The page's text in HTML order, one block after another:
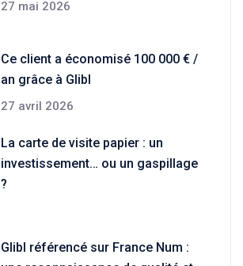
27 mai 2026
Ce client a économisé 100 000 € /
an grâce à Glibl
27 avril 2026
La carte de visite papier : un
investissement… ou un gaspillage
?
Glibl référencé sur France Num :